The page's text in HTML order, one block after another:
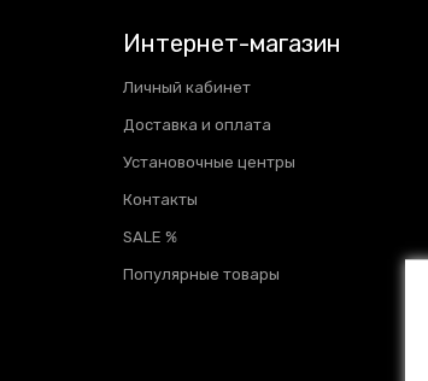
Интернет-магазин
Личный кабинет
Доставка и оплата
Установочные центры
Контакты
SALE %
Популярные товары